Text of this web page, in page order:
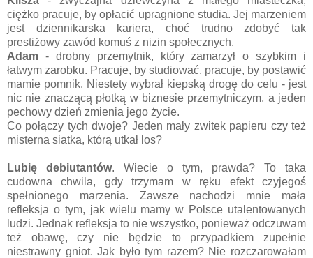
ciężko pracuje, by opłacić upragnione studia. Jej marzeniem
jest dziennikarska kariera, choć trudno zdobyć tak
prestiżowy zawód komuś z nizin społecznych.
Adam - drobny przemytnik, który zamarzył o szybkim i
łatwym zarobku. Pracuje, by studiować, pracuje, by postawić
mamie pomnik. Niestety wybrał kiepską drogę do celu - jest
nic nie znaczącą płotką w biznesie przemytniczym, a jeden
pechowy dzień zmienia jego życie.
Co połączy tych dwoje? Jeden mały zwitek papieru czy też
misterna siatka, którą utkał los?
Lubię debiutantów. Wiecie o tym, prawda? To taka
cudowna chwila, gdy trzymam w ręku efekt czyjegoś
spełnionego marzenia. Zawsze nachodzi mnie mała
refleksja o tym, jak wielu mamy w Polsce utalentowanych
ludzi. Jednak refleksja to nie wszystko, ponieważ odczuwam
też obawę, czy nie będzie to przypadkiem zupełnie
niestrawny gniot. Jak było tym razem? Nie rozczarowałam